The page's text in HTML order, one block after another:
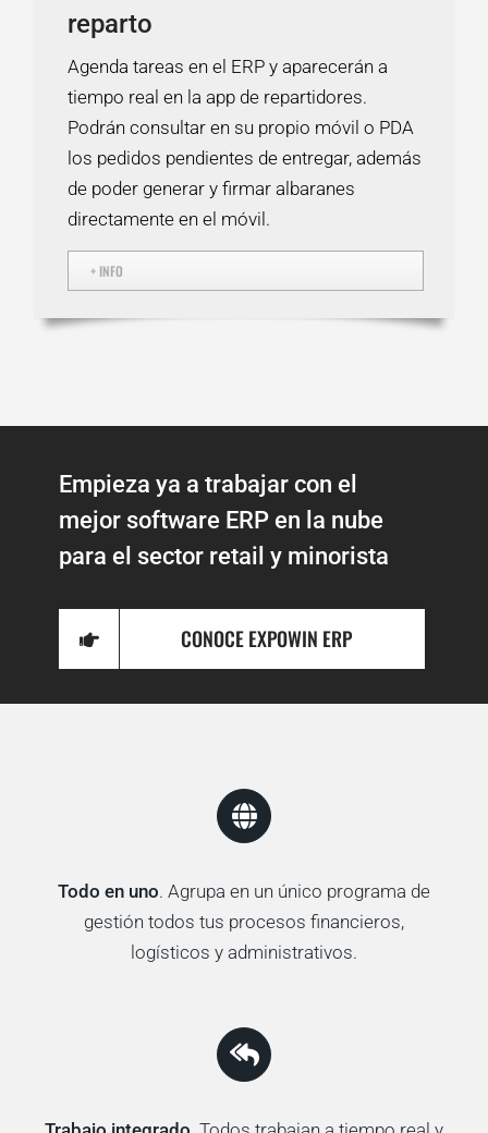
reparto
Agenda tareas en el ERP y aparecerán a
tiempo real en la app de repartidores.
Podrán consultar en su propio móvil o PDA
los pedidos pendientes de entregar, además
de poder generar y firmar albaranes
directamente en el móvil.
+ INFO
Empieza ya a trabajar con el
mejor software ERP en la nube
para el sector retail y minorista
CONOCE EXPOWIN ERP
Todo en uno. Agrupa en un único programa de
gestión todos tus procesos financieros,
logísticos y administrativos.